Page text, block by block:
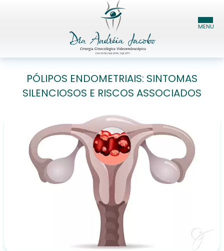
HOME
DRA. ANDRÉIA JACOBO
ESPECIALIDADES
BLOG
CONTATO
PÓLIPOS ENDOMETRIAIS: SINTOMAS
SILENCIOSOS E RISCOS ASSOCIADOS